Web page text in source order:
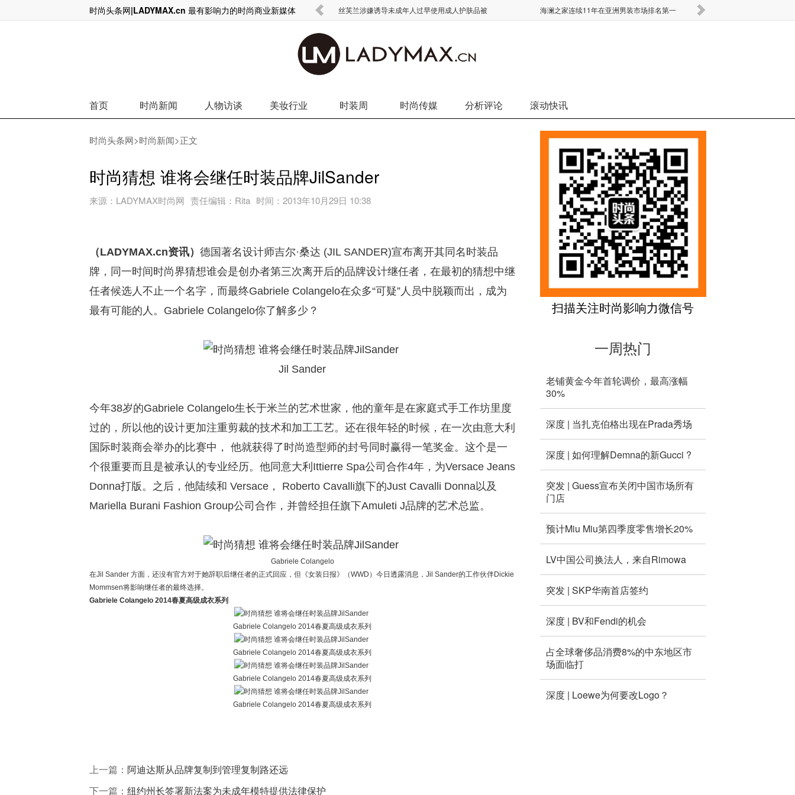
时尚头条网|LADYMAX.cn 最有影响力的时尚商业新媒体
看高一线Gucci的传播 丝芙兰涉嫌诱导未成年人过早使用成人护肤品被 海澜之家连续11年在亚洲男装市场排名第一
首页 时尚新闻 人物访谈 美妆行业 时装周 时尚传媒 分析评论 滚动快讯
时尚头条网>时尚新闻>正文
时尚猜想 谁将会继任时装品牌JilSander
来源： LADYMAX时尚网 责任编辑： Rita 时间： 2013年10月29日 10:38
（LADYMAX.cn资讯） 德国著名设计师吉尔·桑达 (JIL SANDER)宣布离开其同名时装品
牌，同一时间时尚界猜想谁会是创办者第三次离开后的品牌设计继任者，在最初的猜想中继
任者候选人不止一个名字，而最终Gabriele Colangelo在众多“可疑”人员中脱颖而出，成为
最有可能的人。Gabriele Colangelo你了解多少？
Jil Sander
今年38岁的Gabriele Colangelo生长于米兰的艺术世家，他的童年是在家庭式手工作坊里度
过的，所以他的设计更加注重剪裁的技术和加工工艺。还在很年轻的时候，在一次由意大利
国际时装商会举办的比赛中， 他就获得了时尚造型师的封号同时赢得一笔奖金。这个是一
个很重要而且是被承认的专业经历。他同意大利Ittierre Spa公司合作4年，为Versace Jeans
Donna打版。之后，他陆续和 Versace， Roberto Cavalli旗下的Just Cavalli Donna以及
Mariella Burani Fashion Group公司合作，并曾经担任旗下Amuleti J品牌的艺术总监。
Gabriele Colangelo
在Jil Sander 方面，还没有官方对于她辞职后继任者的正式回应，但《女装日报》（WWD）今日透露消息，Jil Sander的工作伙伴Dickie
Mommsen将影响继任者的最终选择。
Gabriele Colangelo 2014春夏高级成衣系列
Gabriele Colangelo 2014春夏高级成衣系列
Gabriele Colangelo 2014春夏高级成衣系列
Gabriele Colangelo 2014春夏高级成衣系列
Gabriele Colangelo 2014春夏高级成衣系列
上一篇： 阿迪达斯从品牌复制到管理复制路还远
下一篇： 纽约州长签署新法案为未成年模特提供法律保护
扫描关注时尚影响力微信号
一周热门
老铺黄金今年首轮调价，最高涨幅
30%
深度 | 当扎克伯格出现在Prada秀场
深度 | 如何理解Demna的新Gucci ?
突发 | Guess宣布关闭中国市场所有
门店
预计Miu Miu第四季度零售增长20%
LV中国公司换法人，来自Rimowa
突发 | SKP华南首店签约
深度 | BV和Fendi的机会
占全球奢侈品消费8%的中东地区市
场面临打
深度 | Loewe为何要改Logo？